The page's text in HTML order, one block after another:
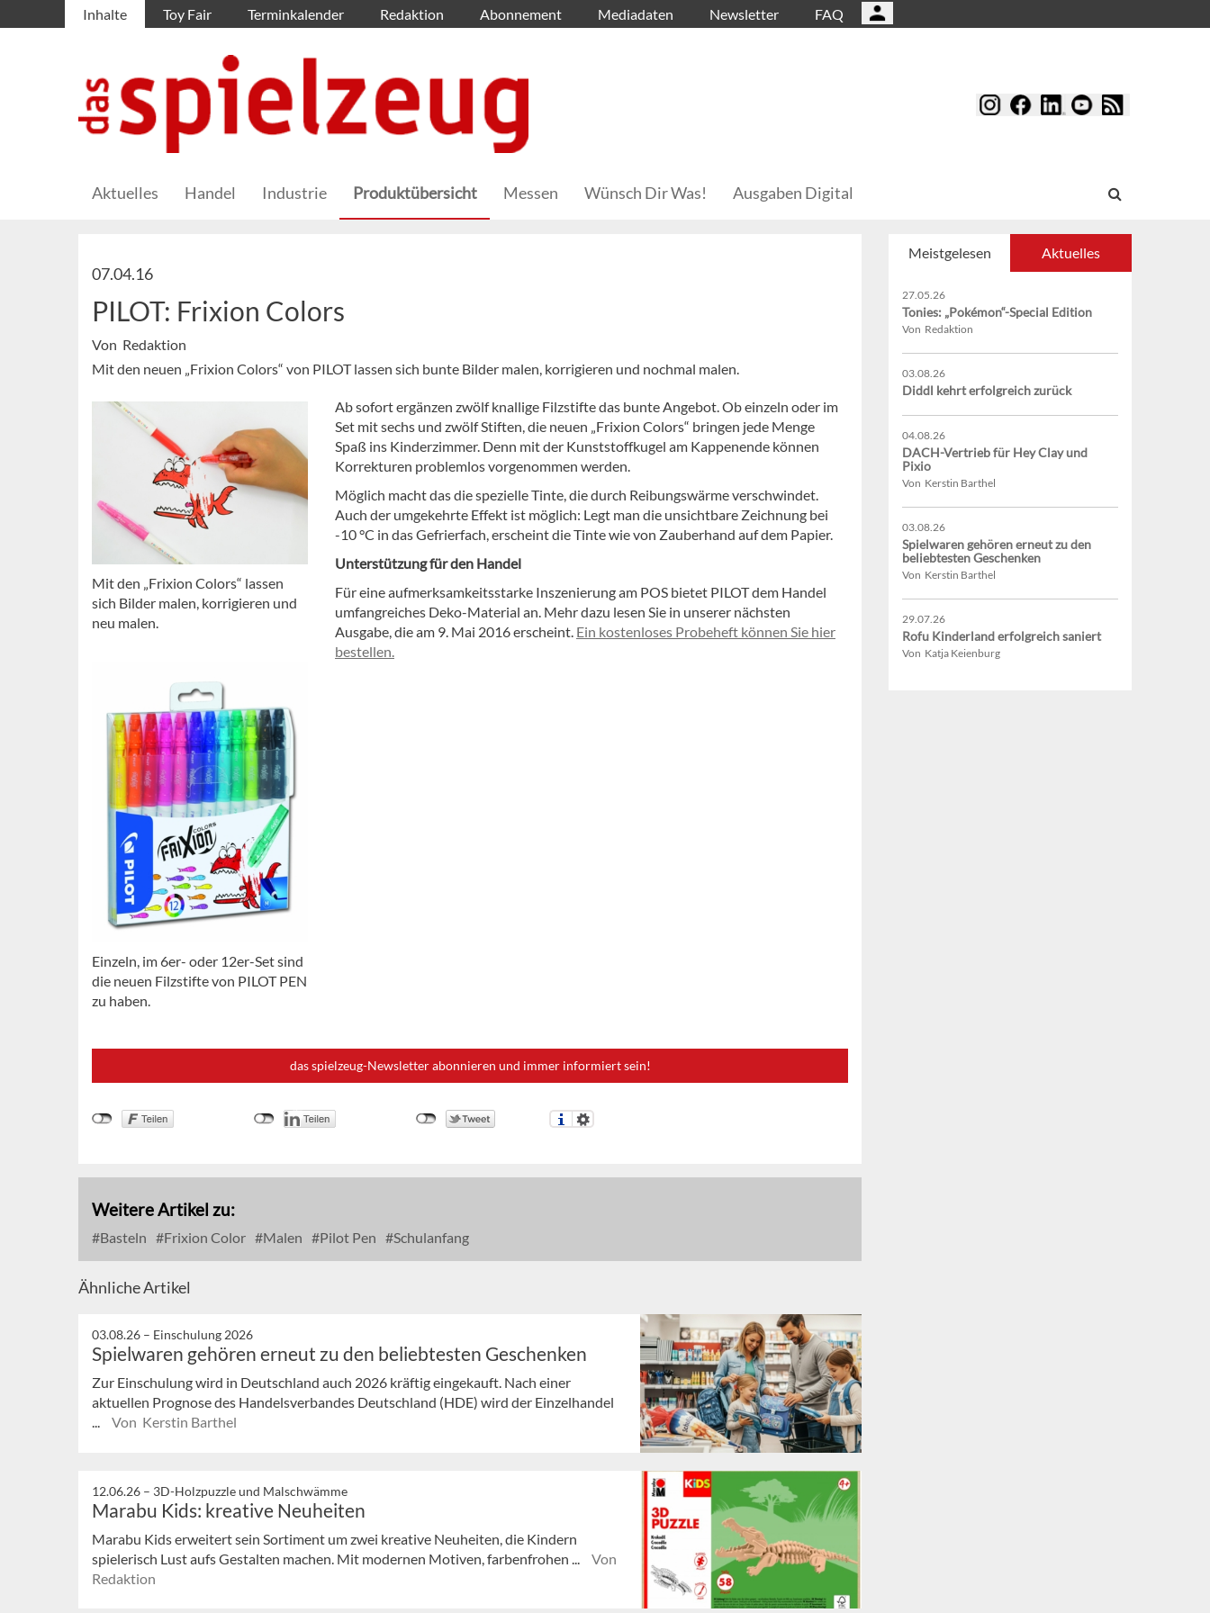
Inhalte Toy Fair Terminkalender Redaktion Abonnement Mediadaten Newsletter FAQ
Aktuelles Handel Industrie Produktübersicht Messen Wünsch Dir Was! Ausgaben Digital
07.04.16
PILOT: Frixion Colors
Von Redaktion
Mit den neuen „Frixion Colors“ von PILOT lassen sich bunte Bilder malen, korrigieren und nochmal malen.
Mit den „Frixion Colors“ lassen
sich Bilder malen, korrigieren und
neu malen.
Einzeln, im 6er- oder 12er-Set sind
die neuen Filzstifte von PILOT PEN
zu haben.
Ab sofort ergänzen zwölf knallige Filzstifte das bunte Angebot. Ob einzeln oder im
Set mit sechs und zwölf Stiften, die neuen „Frixion Colors“ bringen jede Menge
Spaß ins Kinderzimmer. Denn mit der Kunststoffkugel am Kappenende können
Korrekturen problemlos vorgenommen werden.
Möglich macht das die spezielle Tinte, die durch Reibungswärme verschwindet.
Auch der umgekehrte Effekt ist möglich: Legt man die unsichtbare Zeichnung bei
-10 °C in das Gefrierfach, erscheint die Tinte wie von Zauberhand auf dem Papier.
Unterstützung für den Handel
Für eine aufmerksamkeitsstarke Inszenierung am POS bietet PILOT dem Handel
umfangreiches Deko-Material an. Mehr dazu lesen Sie in unserer nächsten
Ausgabe, die am 9. Mai 2016 erscheint. Ein kostenloses Probeheft können Sie hier
bestellen.
das spielzeug-Newsletter abonnieren und immer informiert sein!
Weitere Artikel zu:
Basteln Frixion Color Malen Pilot Pen Schulanfang
Ähnliche Artikel
03.08.26 – Einschulung 2026
Spielwaren gehören erneut zu den beliebtesten Geschenken
Zur Einschulung wird in Deutschland auch 2026 kräftig eingekauft. Nach einer
aktuellen Prognose des Handelsverbandes Deutschland (HDE) wird der Einzelhandel
...
Von Kerstin Barthel
12.06.26 – 3D-Holzpuzzle und Malschwämme
Marabu Kids: kreative Neuheiten
Marabu Kids erweitert sein Sortiment um zwei kreative Neuheiten, die Kindern
spielerisch Lust aufs Gestalten machen. Mit modernen Motiven, farbenfrohen ...
Von
Redaktion
Meistgelesen Aktuelles
27.05.26
Tonies: „Pokémon“-Special Edition
Von Redaktion
03.08.26
Diddl kehrt erfolgreich zurück
04.08.26
DACH-Vertrieb für Hey Clay und
Pixio
Von Kerstin Barthel
03.08.26
Spielwaren gehören erneut zu den
beliebtesten Geschenken
Von Kerstin Barthel
29.07.26
Rofu Kinderland erfolgreich saniert
Von Katja Keienburg